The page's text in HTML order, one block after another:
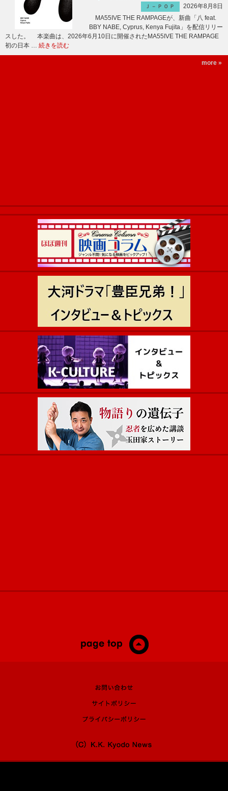
Ｊ－ＰＯＰ
2026年8月8日
MA55IVE THE RAMPAGEが、新曲「八 feat.
BBY NABE, Cyprus, Kenya Fujita」を配信リリー
スした。 本楽曲は、2026年6月10日に開催されたMA55IVE THE RAMPAGE
初の日本 … 続きを読む
more »